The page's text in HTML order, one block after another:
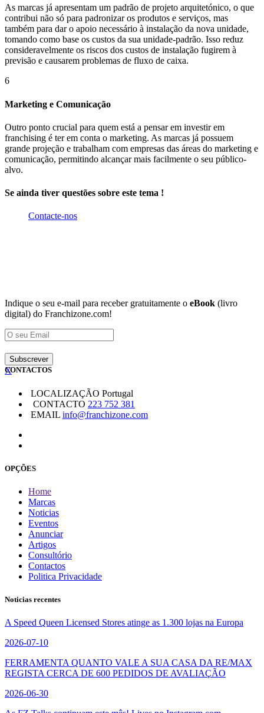
As marcas já apresentam um padrão de projeto arquitetónico, o que
contribui não só para padronizar os produtos e serviços, mas
também para dar o apoio necessário à instalação da nova unidade,
tomando como base os custos da sua unidade-padrão. Isso reduz
consideravelmente os riscos dos custos de instalação fugirem à
previsão e causarem problemas de fluxo de caixa.
6
Marketing e Comunicação
Outro ponto crucial para quem está a pensar em investir em
franchising é ter em conta o marketing. As marcas já possuem
grande projeção e trabalham com empresas das áreas do marketing e
comunicação, permitindo alcançar mais facilmente o seu público-
alvo.
Se ainda tiver questões sobre este tema !
Contacte-nos
Indique o seu e-mail para receber gratuitamente o eBook (livro
digital) do Franchizone.com!
X
CONTACTOS
LOCALIZAÇÃO Portugal
CONTACTO 223 752 381
EMAIL info@franchizone.com
OPÇÕES
Home
Marcas
Noticias
Eventos
Anunciar
Artigos
Consultório
Contactos
Politica Privacidade
Noticias recentes
A Speed Queen Licensed Stores atinge as 1.300 lojas na Europa
2026-07-10
FERRAMENTA QUANTO VALE A SUA CASA DA RE/MAX
REGISTA CERCA DE 600 PEDIDOS DE AVALIAÇÃO
2026-06-30